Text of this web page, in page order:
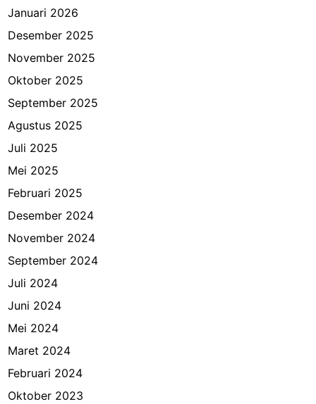
Januari 2026
Desember 2025
November 2025
Oktober 2025
September 2025
Agustus 2025
Juli 2025
Mei 2025
Februari 2025
Desember 2024
November 2024
September 2024
Juli 2024
Juni 2024
Mei 2024
Maret 2024
Februari 2024
Oktober 2023